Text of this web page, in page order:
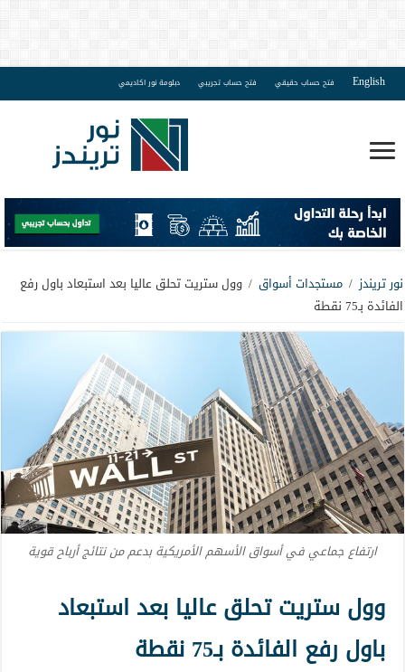
English فتح حساب حقيقي فتح حساب تجريبي دبلومة نور اكاديمي
نور تريندز / مستجدات أسواق / وول ستريت تحلق عاليا بعد استبعاد باول رفع
الفائدة بـ75 نقطة
ارتفاع جماعي في أسواق الأسهم الأمريكية بدعم من نتائج أرباح قوية
وول ستريت تحلق عاليا بعد استبعاد
باول رفع الفائدة بـ75 نقطة